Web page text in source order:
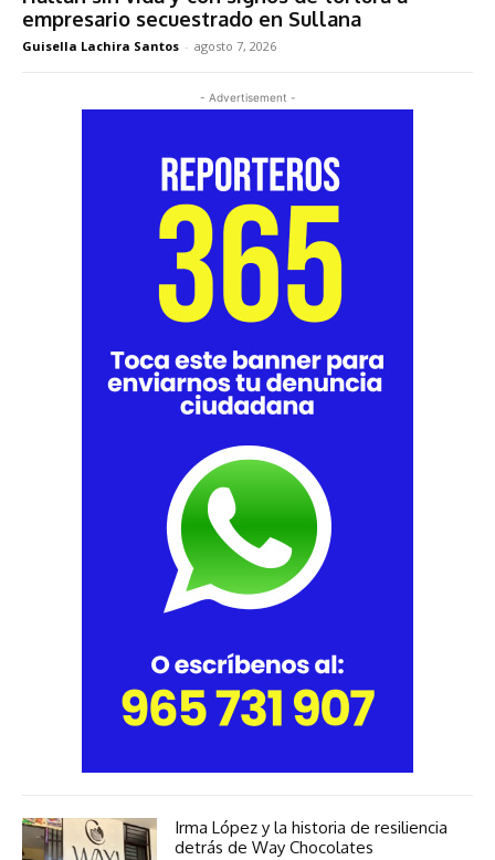
empresario secuestrado en Sullana
Guisella Lachira Santos - agosto 7, 2026
- Advertisement -
Irma López y la historia de resiliencia
detrás de Way Chocolates